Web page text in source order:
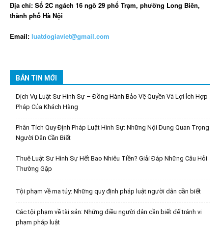
Địa chỉ: Số 2C ngách 16 ngõ 29 phố Trạm, phường Long Biên,
thành phố Hà Nội
Email: luatdogiaviet@gmail.com
BẢN TIN MỚI
Dịch Vụ Luật Sư Hình Sự – Đồng Hành Bảo Vệ Quyền Và Lợi Ích Hợp
Pháp Của Khách Hàng
Phân Tích Quy Định Pháp Luật Hình Sự: Những Nội Dung Quan Trọng
Người Dân Cần Biết
Thuê Luật Sư Hình Sự Hết Bao Nhiêu Tiền? Giải Đáp Những Câu Hỏi
Thường Gặp
Tội phạm về ma túy: Những quy định pháp luật người dân cần biết
Các tội phạm về tài sản: Những điều người dân cần biết để tránh vi
phạm pháp luật